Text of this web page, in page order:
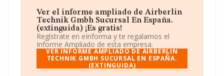
técnicos. La empreaAirberlin Technik Gmbh
Sucursal En España. (extinguida)se registra como
Establecimiento permanente de entidad no residente.
Ver el informe ampliado de Airberlin
Technik Gmbh Sucursal En España.
(extinguida) ¡Es gratis!
Regístrate en eInforma y te regalamos el
Informe Ampliado de esta empresa.
VER INFORME AMPLIADO DE AIRBERLIN
TECHNIK GMBH SUCURSAL EN ESPAÑA.
(EXTINGUIDA)